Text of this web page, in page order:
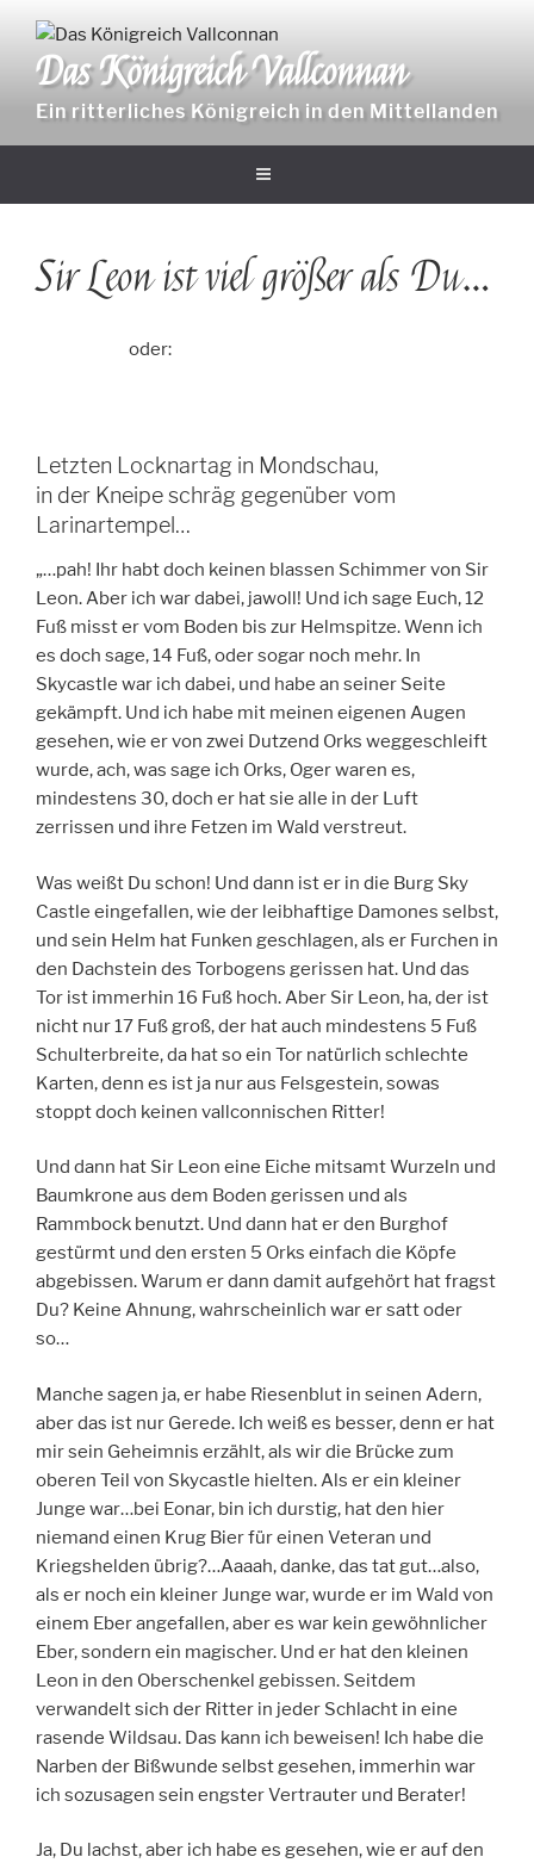
Inhalt
springenDas Königreich Vallconnan
Ein ritterliches Königreich in den Mittellanden
Sir Leon ist viel größer als Du…
oder:
Letzten Locknartag in Mondschau,
in der Kneipe schräg gegenüber vom
Larinartempel…
„…pah! Ihr habt doch keinen blassen Schimmer von Sir
Leon. Aber ich war dabei, jawoll! Und ich sage Euch, 12
Fuß misst er vom Boden bis zur Helmspitze. Wenn ich
es doch sage, 14 Fuß, oder sogar noch mehr. In
Skycastle war ich dabei, und habe an seiner Seite
gekämpft. Und ich habe mit meinen eigenen Augen
gesehen, wie er von zwei Dutzend Orks weggeschleift
wurde, ach, was sage ich Orks, Oger waren es,
mindestens 30, doch er hat sie alle in der Luft
zerrissen und ihre Fetzen im Wald verstreut.
Was weißt Du schon! Und dann ist er in die Burg Sky
Castle eingefallen, wie der leibhaftige Damones selbst,
und sein Helm hat Funken geschlagen, als er Furchen in
den Dachstein des Torbogens gerissen hat. Und das
Tor ist immerhin 16 Fuß hoch. Aber Sir Leon, ha, der ist
nicht nur 17 Fuß groß, der hat auch mindestens 5 Fuß
Schulterbreite, da hat so ein Tor natürlich schlechte
Karten, denn es ist ja nur aus Felsgestein, sowas
stoppt doch keinen vallconnischen Ritter!
Und dann hat Sir Leon eine Eiche mitsamt Wurzeln und
Baumkrone aus dem Boden gerissen und als
Rammbock benutzt. Und dann hat er den Burghof
gestürmt und den ersten 5 Orks einfach die Köpfe
abgebissen. Warum er dann damit aufgehört hat fragst
Du? Keine Ahnung, wahrscheinlich war er satt oder
so…
Manche sagen ja, er habe Riesenblut in seinen Adern,
aber das ist nur Gerede. Ich weiß es besser, denn er hat
mir sein Geheimnis erzählt, als wir die Brücke zum
oberen Teil von Skycastle hielten. Als er ein kleiner
Junge war…bei Eonar, bin ich durstig, hat den hier
niemand einen Krug Bier für einen Veteran und
Kriegshelden übrig?…Aaaah, danke, das tat gut…also,
als er noch ein kleiner Junge war, wurde er im Wald von
einem Eber angefallen, aber es war kein gewöhnlicher
Eber, sondern ein magischer. Und er hat den kleinen
Leon in den Oberschenkel gebissen. Seitdem
verwandelt sich der Ritter in jeder Schlacht in eine
rasende Wildsau. Das kann ich beweisen! Ich habe die
Narben der Bißwunde selbst gesehen, immerhin war
ich sozusagen sein engster Vertrauter und Berater!
Ja, Du lachst, aber ich habe es gesehen, wie er auf den